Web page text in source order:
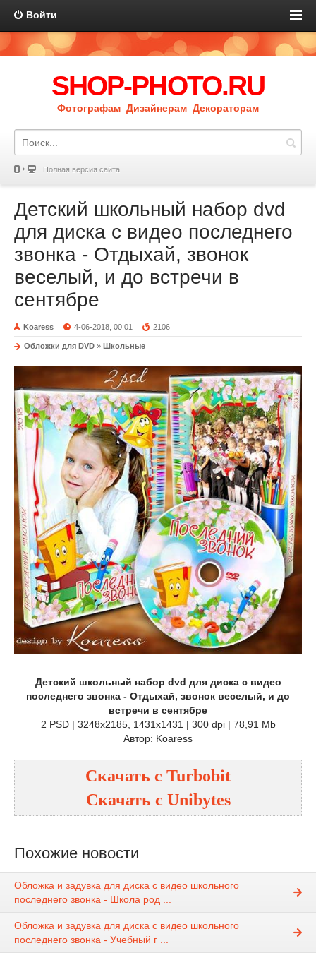
Войти
SHOP-PHOTO.RU
Фотографам Дизайнерам Декораторам
Полная версия сайта
Детский школьный набор dvd
для диска с видео последнего
звонка - Отдыхай, звонок
веселый, и до встречи в
сентябре
Koaress 4-06-2018, 00:01 2106
Обложки для DVD » Школьные
Детский школьный набор dvd для диска с видео
последнего звонка - Отдыхай, звонок веселый, и до
встречи в сентябре
2 PSD | 3248x2185, 1431x1431 | 300 dpi | 78,91 Mb
Автор: Koaress
Скачать с Turbobit
Скачать с Unibytes
Похожие новости
Обложка и задувка для диска с видео школьного
последнего звонка - Школа род ...
Обложка и задувка для диска с видео школьного
последнего звонка - Учебный г ...